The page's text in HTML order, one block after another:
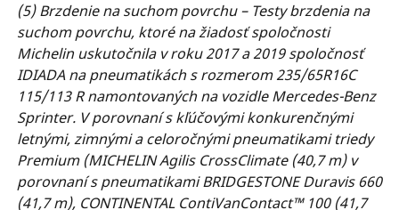
(5) Brzdenie na suchom povrchu – Testy brzdenia na
suchom povrchu, ktoré na žiadosť spoločnosti
Michelin uskutočnila v roku 2017 a 2019 spoločnosť
IDIADA na pneumatikách s rozmerom 235/65R16C
115/113 R namontovaných na vozidle Mercedes-Benz
Sprinter. V porovnaní s kľúčovými konkurenčnými
letnými, zimnými a celoročnými pneumatikami triedy
Premium (MICHELIN Agilis CrossClimate (40,7 m) v
porovnaní s pneumatikami BRIDGESTONE Duravis 660
(41,7 m), CONTINENTAL ContiVanContact™ 100 (41,7